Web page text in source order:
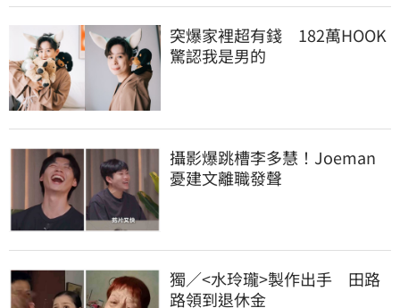
突爆家裡超有錢　182萬HOOK
驚認我是男的
攝影爆跳槽李多慧！Joeman
憂建文離職發聲
獨／<水玲瓏>製作出手　田路
路領到退休金